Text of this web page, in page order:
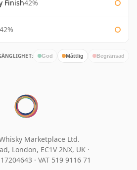
Finish42%
42%
God Måttlig Begränsad
Marketplace Ltd.
London, EC1V 2NX, UK ·
· VAT 519 9116 71